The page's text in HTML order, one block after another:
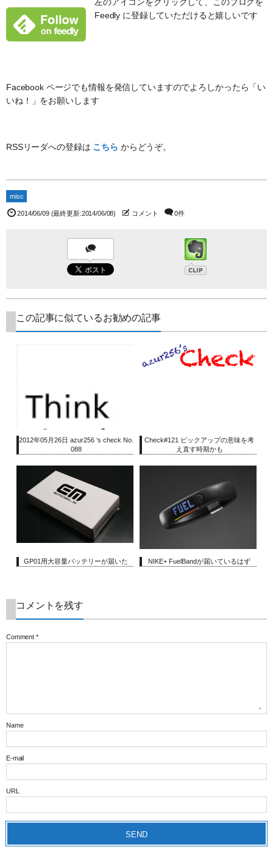
Feedly に登録していただけると嬉しいです
Facebook ページでも情報を発信していますのでよろしかったら「い
いね！」をお願いします
RSSリーダへの登録は こちら からどうぞ。
misc
2014/06/09(最終更新:2014/06/08) コメント 0件
この記事に似ているお勧めの記事
2012年05月26日 azur256 ‘s check No.
088
Check#121 ピックアップの意味を考
え直す時期かも
GP01用大容量バッテリーが届いた NIKE+ FuelBandが届いているはず
コメントを残す
Comment *
Name
E-mail
URL